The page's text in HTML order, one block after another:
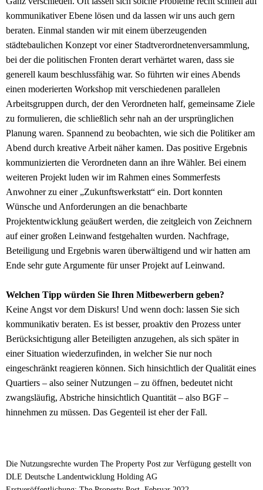
kommunikativer Ebene lösen und da lassen wir uns auch gern
beraten. Einmal standen wir mit einem überzeugenden
städtebaulichen Konzept vor einer Stadtverordnetenversammlung,
bei der die politischen Fronten derart verhärtet waren, dass sie
generell kaum beschlussfähig war. So führten wir eines Abends
einen moderierten Workshop mit verschiedenen parallelen
Arbeitsgruppen durch, der den Verordneten half, gemeinsame Ziele
zu formulieren, die schließlich sehr nah an der ursprünglichen
Planung waren. Spannend zu beobachten, wie sich die Politiker am
Abend durch kreative Arbeit näher kamen. Das positive Ergebnis
kommunizierten die Verordneten dann an ihre Wähler. Bei einem
weiteren Projekt luden wir im Rahmen eines Sommerfests
Anwohner zu einer „Zukunftswerkstatt“ ein. Dort konnten
Wünsche und Anforderungen an die benachbarte
Projektentwicklung geäußert werden, die zeitgleich von Zeichnern
auf einer großen Leinwand festgehalten wurden. Nachfrage,
Beteiligung und Ergebnis waren überwältigend und wir hatten am
Ende sehr gute Argumente für unser Projekt auf Leinwand.
Welchen Tipp würden Sie Ihren Mitbewerbern geben?
Keine Angst vor dem Diskurs! Und wenn doch: lassen Sie sich
kommunikativ beraten. Es ist besser, proaktiv den Prozess unter
Berücksichtigung aller Beteiligten anzugehen, als sich später in
einer Situation wiederzufinden, in welcher Sie nur noch
eingeschränkt reagieren können. Sich hinsichtlich der Qualität eines
Quartiers – also seiner Nutzungen – zu öffnen, bedeutet nicht
zwangsläufig, Abstriche hinsichtlich Quantität – also BGF –
hinnehmen zu müssen. Das Gegenteil ist eher der Fall.
Die Nutzungsrechte wurden The Property Post zur Verfügung gestellt von
DLE Deutsche Landentwicklung Holding AG